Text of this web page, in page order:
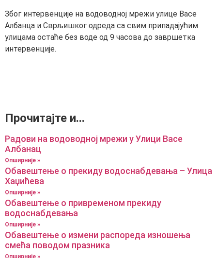
Због интервенције на водоводној мрежи улице Васе
Албанца и Сврљишког одреда са свим припадајућим
улицама остаће без воде од 9 часова до завршетка
интервенције.
Прочитајте и...
Радови на водоводној мрежи у Улици Васе
Албанац
Опширније »
Обавештење о прекиду водоснабдевања – Улица
Хаџићева
Опширније »
Обавештење о привременом прекиду
водоснабдевања
Опширније »
Обавештење о измени распореда изношења
смећа поводом празника